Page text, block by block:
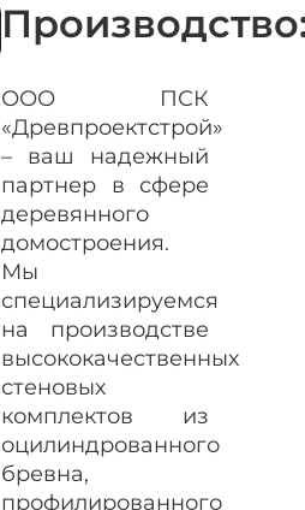
ООО ПСК
«Древпроектстрой»
– ваш надежный
партнер в сфере
деревянного
домостроения.
Мы
специализируемся
на производстве
высококачественных
стеновых
комплектов из
оцилиндрованного
бревна,
профилированного